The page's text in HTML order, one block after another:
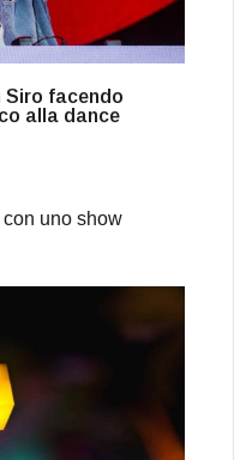
Siro facendo
alla dance
uno show